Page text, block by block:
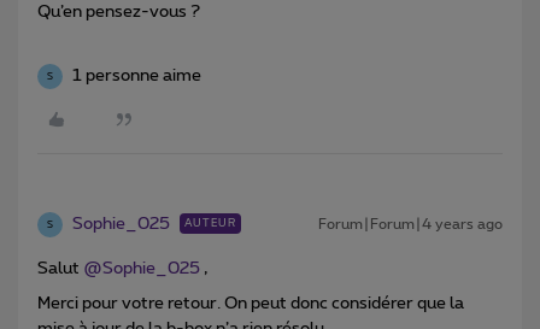
Qu’en pensez-vous ?
S 1 personne aime
S Sophie_025 AUTEUR Forum|Forum|4 years ago
Salut @Sophie_025 ,
Merci pour votre retour. On peut donc considérer que la